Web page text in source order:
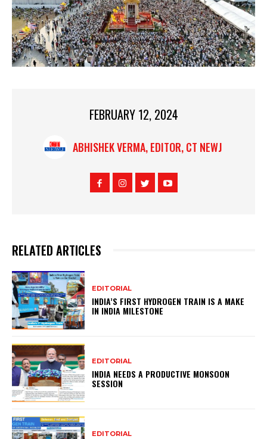
FEBRUARY 12, 2024
ABHISHEK VERMA, EDITOR, CT NEWJ
RELATED ARTICLES
EDITORIAL
INDIA’S FIRST HYDROGEN TRAIN IS A MAKE
IN INDIA MILESTONE
EDITORIAL
INDIA NEEDS A PRODUCTIVE MONSOON
SESSION
EDITORIAL